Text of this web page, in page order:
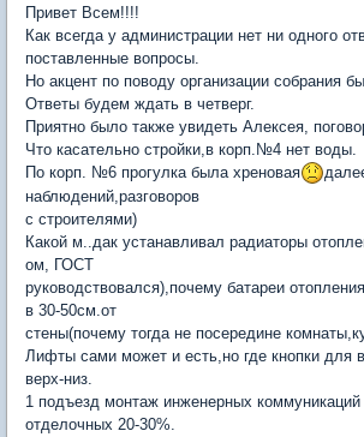
Привет Всем!!!!
Как всегда у администрации нет ни одного
поставленные вопросы.
Но акцент по поводу организации собрания
Ответы будем ждать в четверг.
Приятно было также увидеть Алексея,
Что касательно стройки,в корп.№4 нет воды.
По корп. №6 прогулка была хреновая
наблюдений,разговоров
с строителями)
Какой м..дак устанавливал радиаторы
ом, ГОСТ
руководствовался),почему батареи
в 30-50см.от
стены(почему тогда не посередине
Лифты сами может и есть,но где кнопки для
верх-низ.
1 подъезд монтаж инженерных коммуникаций
отделочных 20-30%.